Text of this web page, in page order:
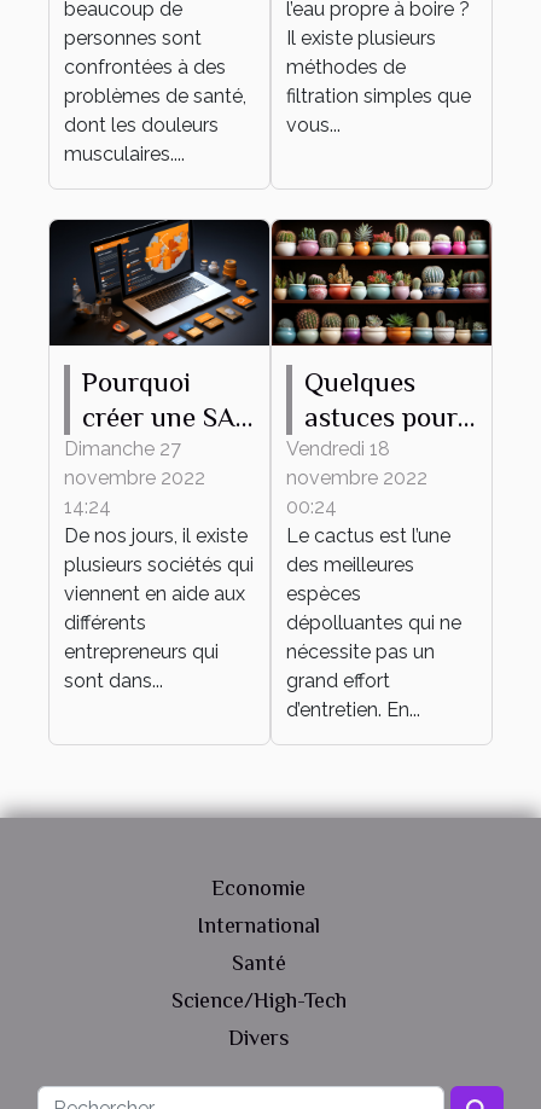
beaucoup de
personnes sont
confrontées à des
problèmes de santé,
dont les douleurs
musculaires....
l’eau propre à boire ?
Il existe plusieurs
méthodes de
filtration simples que
vous...
Pourquoi
créer une SAS
en ligne ?
Dimanche 27
novembre 2022
14:24
De nos jours, il existe
plusieurs sociétés qui
viennent en aide aux
différents
entrepreneurs qui
sont dans...
Quelques
astuces pour
bien
entretenir son
mini cactus
Vendredi 18
novembre 2022
00:24
Le cactus est l’une
des meilleures
espèces
dépolluantes qui ne
nécessite pas un
grand effort
d’entretien. En...
Economie
International
Santé
Science/High-Tech
Divers